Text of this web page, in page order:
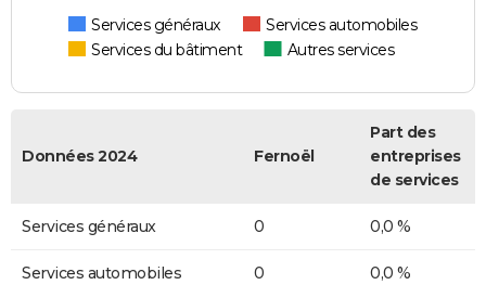
Services généraux
Services automobiles
Services du bâtiment
Autres services
Données 2024 Fernoël
Part des
entreprises
de services
Services généraux 0 0,0 %
Services automobiles 0 0,0 %